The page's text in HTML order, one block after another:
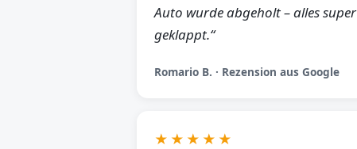
Auto wurde abgeholt – alles super
geklappt.“
Romario B. · Rezension aus Google
★★★★★